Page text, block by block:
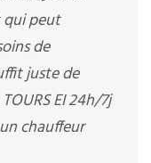
peut
de
juste de
EI 24h/7j
chauffeur